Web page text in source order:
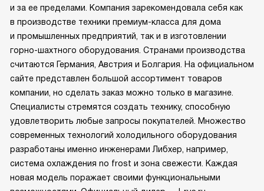
и за ее пределами. Компания зарекомендовала себя как
в производстве техники премиум-класса для дома
и промышленных предприятий, так и в изготовлении
горно-шахтного оборудования. Странами производства
считаются Германия, Австрия и Болгария. На официальном
сайте представлен большой ассортимент товаров
компании, но сделать заказ можно только в магазине.
Специалисты стремятся создать технику, способную
удовлетворить любые запросы покупателей. Множество
современных технологий холодильного оборудования
разработаны именно инженерами Либхер, например,
система охлаждения no frost и зона свежести. Каждая
новая модель поражает своими функциональными